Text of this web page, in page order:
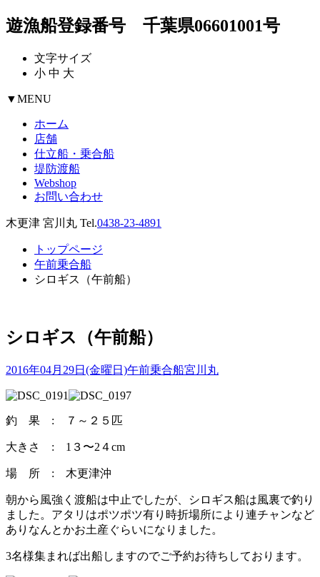
遊漁船登録番号 千葉県06601001号
文字サイズ
小 中 大
▼MENU
ホーム
店舗
仕立船・乗合船
堤防渡船
Webshop
お問い合わせ
木更津 宮川丸 Tel.0438-23-4891
トップページ
午前乗合船
シロギス（午前船）
シロギス（午前船）
2016年04月29日(金曜日)午前乗合船宮川丸
釣 果 : ７～２５匹
大きさ : 1３〜2４cm
場 所 : 木更津沖
朝から風強く渡船は中止でしたが、シロギス船は風裏で釣り
ました。アタリはポツポツ有り時折場所により連チャンなど
ありなんとかお土産ぐらいになりました。
3名様集まれば出船しますのでご予約お待ちしております。